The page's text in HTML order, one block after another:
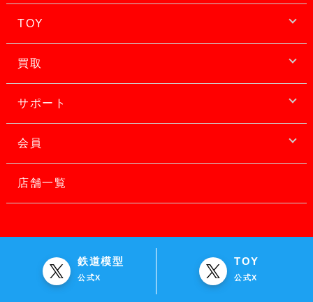
TOY
買取
サポート
会員
店舗一覧
鉄道模型
公式X
TOY
公式X